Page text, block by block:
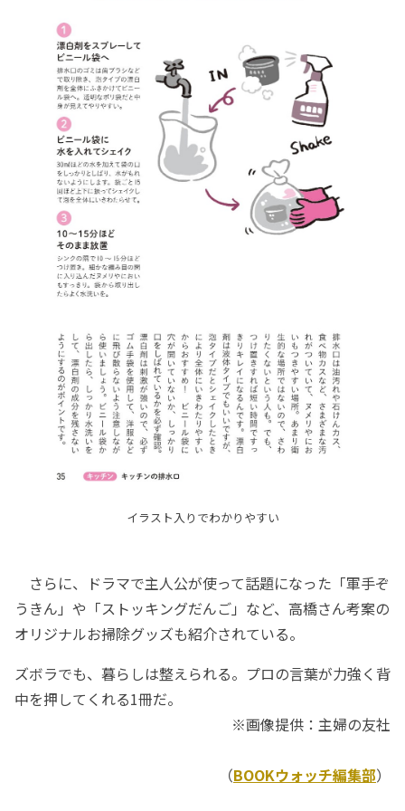
イラスト入りでわかりやすい
さらに、ドラマで主人公が使って話題になった「軍手ぞ
うきん」や「ストッキングだんご」など、高橋さん考案の
オリジナルお掃除グッズも紹介されている。
ズボラでも、暮らしは整えられる。プロの言葉が力強く背
中を押してくれる1冊だ。
※画像提供：主婦の友社
（BOOKウォッチ編集部）